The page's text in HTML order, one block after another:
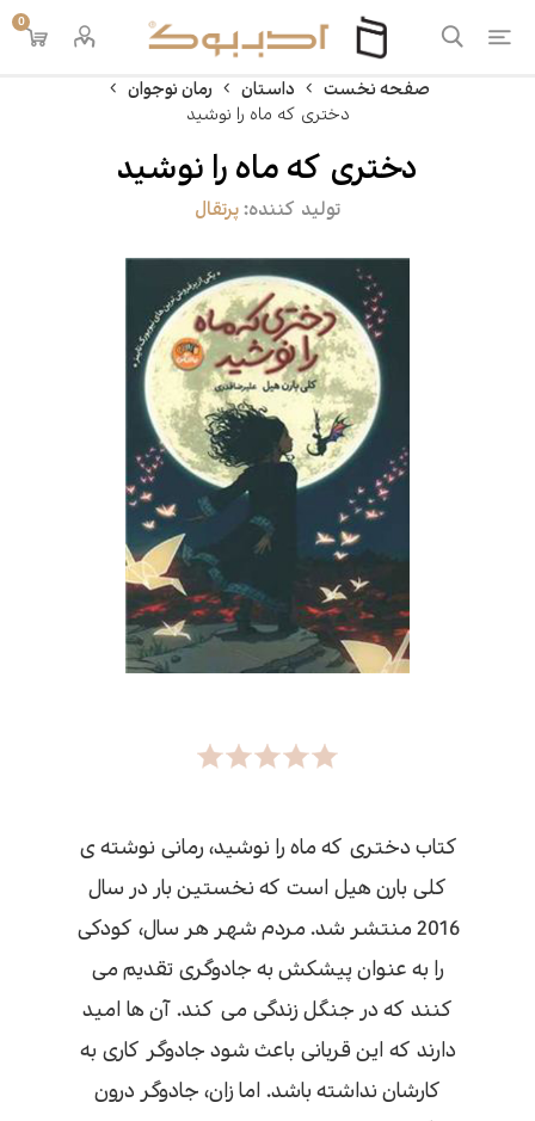
0
صفحه نخست داستان
رمان نوجوان
دختری که ماه را نوشید
دختری که ماه را نوشید
تولید کننده: پرتقال
کتاب دختری که ماه را نوشید، رمانی نوشته ی
کلی بارن هیل است که نخستین بار در سال
2016 منتشر شد. مردم شهر هر سال، کودکی
را به عنوان پیشکش به جادوگری تقدیم می
کنند که در جنگل زندگی می کند. آن ها امید
دارند که این قربانی باعث شود جادوگر کاری به
کارشان نداشته باشد. اما زان، جادوگر درون